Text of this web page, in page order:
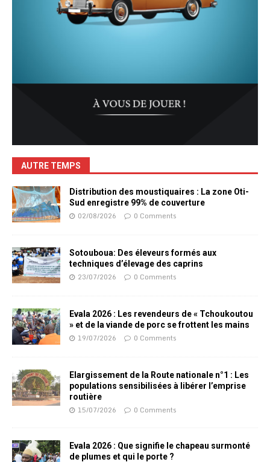
AUTRE TEMPS
Distribution des moustiquaires : La zone Oti-
Sud enregistre 99% de couverture
02/08/2026 0 Comments
Sotouboua: Des éleveurs formés aux
techniques d’élevage des caprins
23/07/2026 0 Comments
Evala 2026 : Les revendeurs de « Tchoukoutou
» et de la viande de porc se frottent les mains
19/07/2026 0 Comments
Elargissement de la Route nationale n°1 : Les
populations sensibilisées à libérer l’emprise
routière
15/07/2026 0 Comments
Evala 2026 : Que signifie le chapeau surmonté
de plumes et qui le porte ?